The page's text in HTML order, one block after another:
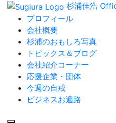
杉浦佳浩
プロフィール
会社概要
杉浦のおもしろ写真
トピックス＆ブログ
会社紹介コーナー
応援企業・団体
今週の自戒
ビジネスお遍路